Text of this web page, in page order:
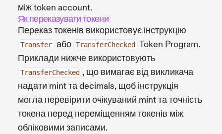
між token account.
Як переказувати токени
Переказ токенів використовує інструкцію
Transfer або TransferChecked
Token Program.
Приклади нижче використовують
TransferChecked , що вимагає від викликача
надати mint та decimals, щоб інструкція
могла перевірити очікуваний mint та точність
токена перед переміщенням токенів між
обліковими записами.